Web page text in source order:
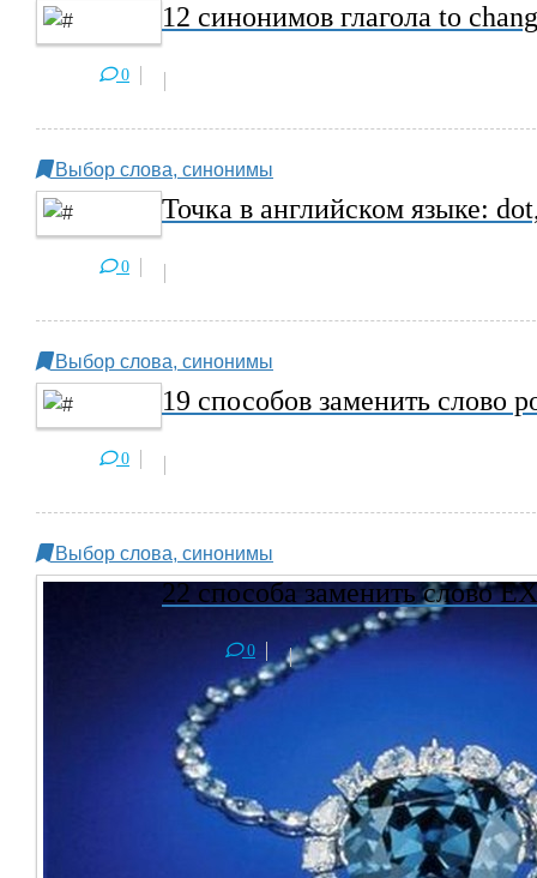
12 синонимов глагола to
0
Выбор слова, синонимы
Точка в английском языке:
0
Выбор слова, синонимы
19 способов заменить слово
0
Выбор слова, синонимы
22 способа заменить слово
0